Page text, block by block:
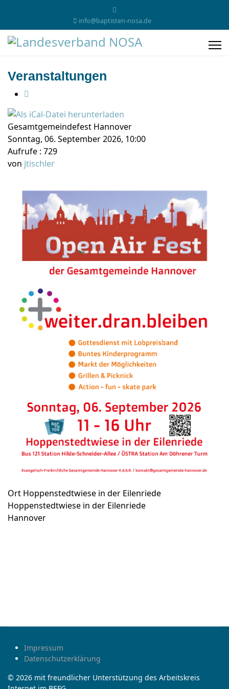
info@baptisten-nosa.de
Veranstaltungen
Gesamtgemeindefest Hannover
Sonntag, 06. September 2026, 10:00
Aufrufe : 729
von jtischler
Ort Hoppenstedtwiese in der Eilenriede
Hoppenstedtwiese in der Eilenriede
Hannover
Impressum
Datenschutzerklärung
© 2026 mit freundlicher Unterstützung des Arbeitskreis